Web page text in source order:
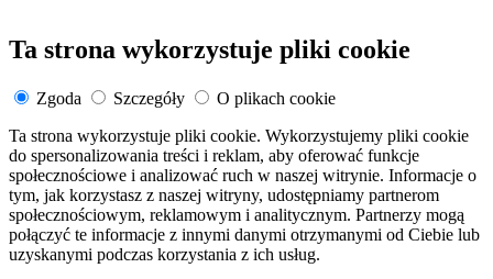
Ta strona wykorzystuje pliki cookie
Zgoda Szczegóły
O plikach cookie
Ta strona wykorzystuje pliki cookie. Wykorzystujemy pliki cookie
do spersonalizowania treści i reklam, aby oferować funkcje
społecznościowe i analizować ruch w naszej witrynie. Informacje o
tym, jak korzystasz z naszej witryny, udostępniamy partnerom
społecznościowym, reklamowym i analitycznym. Partnerzy mogą
połączyć te informacje z innymi danymi otrzymanymi od Ciebie lub
uzyskanymi podczas korzystania z ich usług.